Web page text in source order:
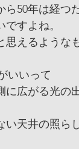
50年は経つ
すよね。
えるような
いいって
広がる光の
天井の照ら